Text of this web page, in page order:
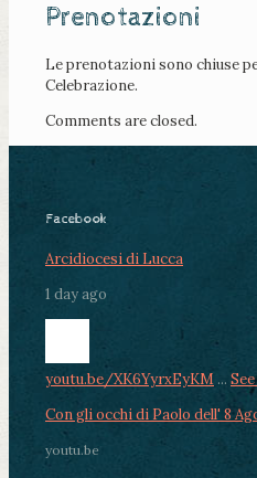
Prenotazioni
Le prenotazioni sono chiuse
Celebrazione.
Comments are closed.
Facebook
Arcidiocesi di Lucca
1 day ago
youtu.be/XK6YyrxEyKM ...
Con gli occhi di Paolo dell' 8
youtu.be